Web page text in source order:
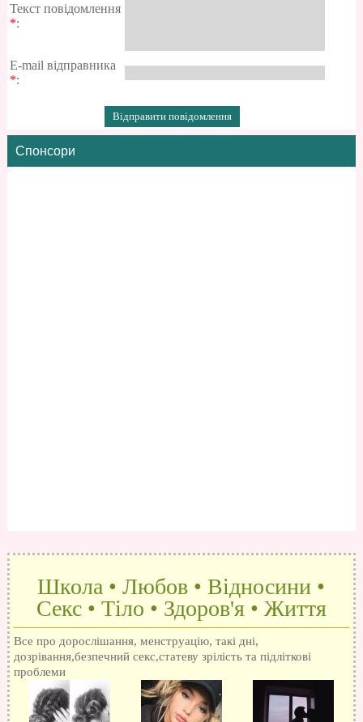
Текст повідомлення
*:
E-mail відправника
*:
Спонсори
Школа • Любов • Відносини •
Секс • Тіло • Здоров'я • Життя
Все про дорослішання, менструацію, такі дні,
дозрівання,безпечний секс,статеву зрілість та підліткові
проблеми